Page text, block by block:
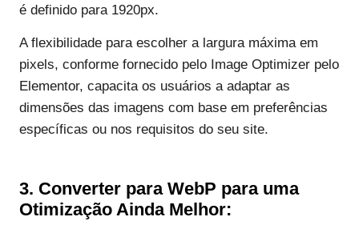
é definido para 1920px.
A flexibilidade para escolher a largura máxima em
pixels, conforme fornecido pelo Image Optimizer pelo
Elementor, capacita os usuários a adaptar as
dimensões das imagens com base em preferências
específicas ou nos requisitos do seu site.
3. Converter para WebP para uma
Otimização Ainda Melhor: